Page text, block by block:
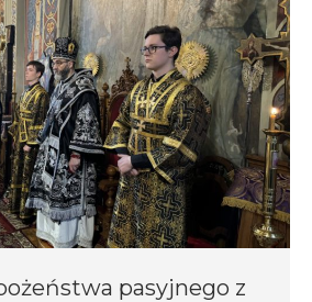
pasyjnego z